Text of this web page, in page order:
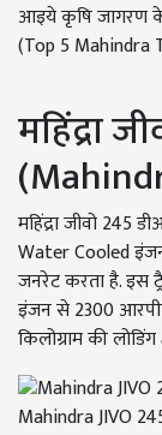
आइये कृषि जागरण के
(Top 5 Mahindra
महिंद्रा
महिंद्रा जीवो 245
Water Cooled
जनरेट करता है. इस
इंजन से 2300
किलोग्राम की
Mahindra JIVO